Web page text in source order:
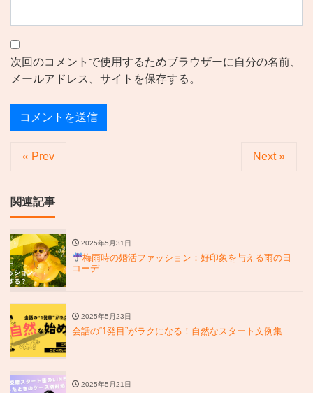
次回のコメントで使用するためブラウザーに自分の名前、
メールアドレス、サイトを保存する。
« Prev Next »
関連記事
2025年5月31日
梅雨時の婚活ファッション：好印象を与える雨の日
コーデ
2025年5月23日
会話の“1発目”がラクになる！自然なスタート文例集
2025年5月21日